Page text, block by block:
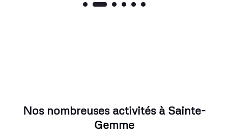
Nos nombreuses activités à Sainte-
Gemme